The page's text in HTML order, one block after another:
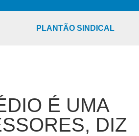
PLANTÃO SINDICAL
É UMA
DIZ